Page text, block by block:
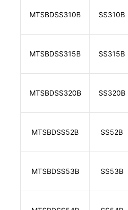
MTSBDSS310B SS310B
MTSBDSS315B SS315B
MTSBDSS320B SS320B
MTSBDSS52B SS52B
MTSBDSS53B SS53B